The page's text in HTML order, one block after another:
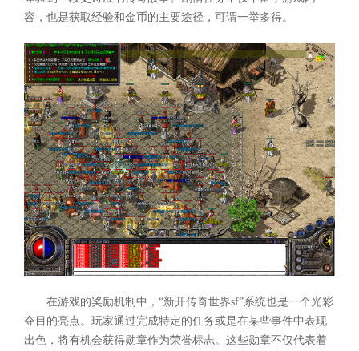
容，也是获取经验和金币的主要途径，可谓一举多得。
在游戏的奖励机制中，“新开传奇世界sf”系统也是一个光彩
夺目的亮点。玩家通过完成特定的任务或是在某些事件中表现
出色，将有机会获得勋章作为荣誉标志。这些勋章不仅代表着